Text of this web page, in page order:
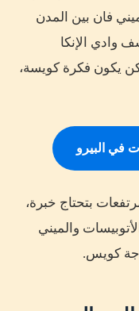
3 دولار)، والميني فان بين المدن
وادي الإنكا
يكون فكرة كويسة،
في البيرو
بتحتاج خبرة،
والميني
كويس.